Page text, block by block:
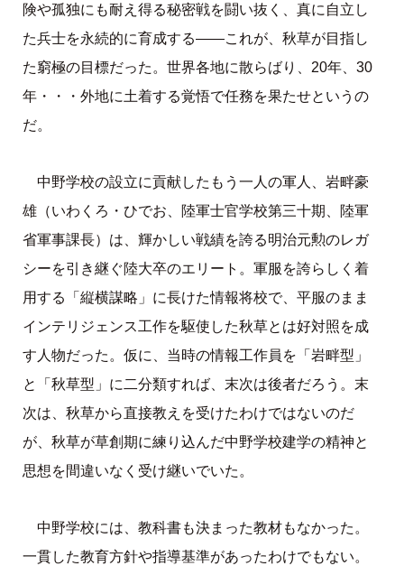
険や孤独にも耐え得る秘密戦を闘い抜く、真に自立し
た兵士を永続的に育成する――これが、秋草が目指し
た窮極の目標だった。世界各地に散らばり、20年、30
年・・・外地に土着する覚悟で任務を果たせというの
だ。
中野学校の設立に貢献したもう一人の軍人、岩畔豪
雄（いわくろ・ひでお、陸軍士官学校第三十期、陸軍
省軍事課長）は、輝かしい戦績を誇る明治元勲のレガ
シーを引き継ぐ陸大卒のエリート。軍服を誇らしく着
用する「縦横謀略」に長けた情報将校で、平服のまま
インテリジェンス工作を駆使した秋草とは好対照を成
す人物だった。仮に、当時の情報工作員を「岩畔型」
と「秋草型」に二分類すれば、末次は後者だろう。末
次は、秋草から直接教えを受けたわけではないのだ
が、秋草が草創期に練り込んだ中野学校建学の精神と
思想を間違いなく受け継いでいた。
中野学校には、教科書も決まった教材もなかった。
一貫した教育方針や指導基準があったわけでもない。